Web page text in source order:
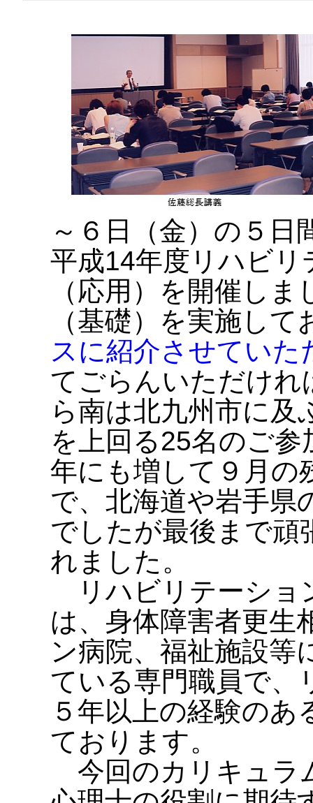
～６日（金）の５日
平成14年度リハビリ
（応用）を開催し
（基礎）を実施して
スに紹介させていた
てごらんいただけれ
ら南は北九州市に及
を上回る25名のご
年にも増して９月の
で、北海道や岩手県
でしたが最後まで頑
れました。
リハビリテーショ
は、身体障害者更生
ン病院、福祉施設等
ている専門職員で、
５年以上の経験の
ております。
今回のカリキュラ